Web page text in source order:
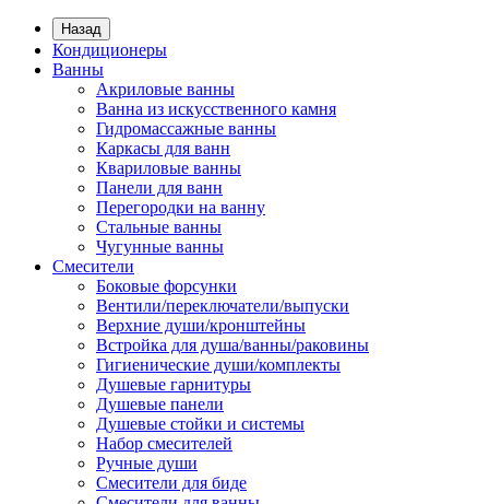
Назад
Кондиционеры
Ванны
Акриловые ванны
Ванна из искусственного камня
Гидромассажные ванны
Каркасы для ванн
Квариловые ванны
Панели для ванн
Перегородки на ванну
Стальные ванны
Чугунные ванны
Смесители
Боковые форсунки
Вентили/переключатели/выпуски
Верхние души/кронштейны
Встройка для душа/ванны/раковины
Гигиенические души/комплекты
Душевые гарнитуры
Душевые панели
Душевые стойки и системы
Набор смесителей
Ручные души
Смесители для биде